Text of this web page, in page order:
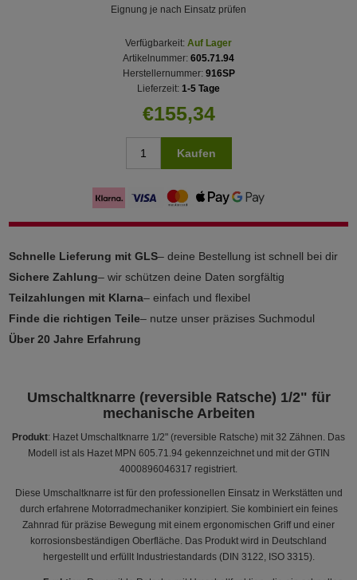
Eignung je nach Einsatz prüfen
Verfügbarkeit: Auf Lager
Artikelnummer: 605.71.94
Herstellernummer: 916SP
Lieferzeit: 1-5 Tage
€155,34
Kaufen
Schnelle Lieferung mit GLS– deine Bestellung ist schnell bei dir
Sichere Zahlung– wir schützen deine Daten sorgfältig
Teilzahlungen mit Klarna– einfach und flexibel
Finde die richtigen Teile– nutze unser präzises Suchmodul
Über 20 Jahre Erfahrung
Umschaltknarre (reversible Ratsche) 1/2" für
mechanische Arbeiten
Produkt: Hazet Umschaltknarre 1/2" (reversible Ratsche) mit 32 Zähnen. Das
Modell ist als Hazet MPN 605.71.94 gekennzeichnet und mit der GTIN
4000896046317 registriert.
Diese Umschaltknarre ist für den professionellen Einsatz in Werkstätten und
durch erfahrene Motorradmechaniker konzipiert. Sie kombiniert ein feines
Zahnrad für präzise Bewegung mit einem ergonomischen Griff und einer
korrosionsbeständigen Oberfläche. Das Produkt wird in Deutschland
hergestellt und erfüllt Industriestandards (DIN 3122, ISO 3315).